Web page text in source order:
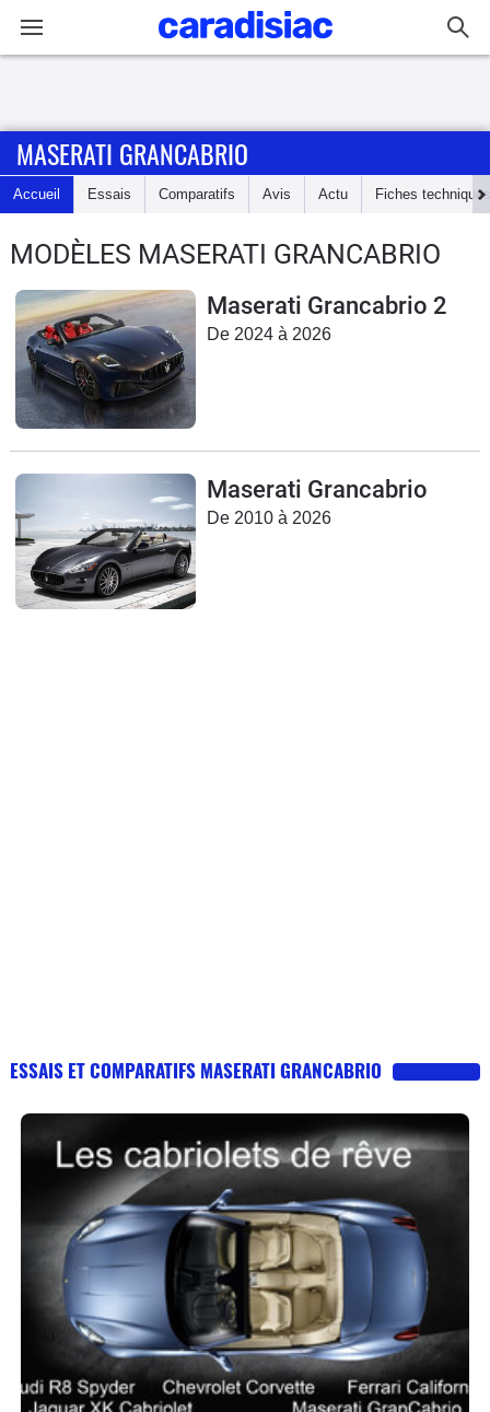
Accueil
Actu
Essais
Guide
d'achat
Electriques
Flottes
Auto
Services
MASERATI GRANCABRIO
Accueil Essais Comparatifs Avis Actu Fiches techniques
MODÈLES MASERATI GRANCABRIO
Maserati Grancabrio 2
De 2024 à 2026
Maserati Grancabrio
De 2010 à 2026
ESSAIS ET COMPARATIFS MASERATI GRANCABRIO